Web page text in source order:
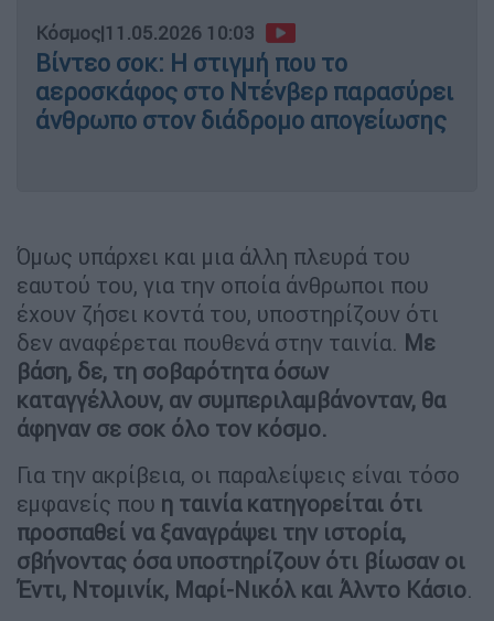
Κόσμος|11.05.2026 10:03
Βίντεο σοκ: Η στιγμή που το
αεροσκάφος στο Ντένβερ παρασύρει
άνθρωπο στον διάδρομο απογείωσης
Όμως υπάρχει και μια άλλη πλευρά του
εαυτού του, για την οποία άνθρωποι που
έχουν ζήσει κοντά του, υποστηρίζουν ότι
δεν αναφέρεται πουθενά στην ταινία. Με
βάση, δε, τη σοβαρότητα όσων
καταγγέλλουν, αν συμπεριλαμβάνονταν, θα
άφηναν σε σοκ όλο τον κόσμο.
Για την ακρίβεια, οι παραλείψεις είναι τόσο
εμφανείς που η ταινία κατηγορείται ότι
προσπαθεί να ξαναγράψει την ιστορία,
σβήνοντας όσα υποστηρίζουν ότι βίωσαν οι
Έντι, Ντομινίκ, Μαρί-Νικόλ και Άλντο Κάσιο.